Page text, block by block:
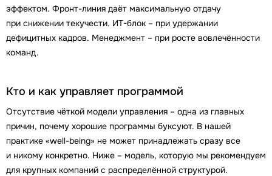
эффектом. Фронт-линия даёт максимальную отдачу
при снижении текучести. ИТ-блок – при удержании
дефицитных кадров. Менеджмент – при росте вовлечённости
команд.
Кто и как управляет программой
Отсутствие чёткой модели управления – одна из главных
причин, почему хорошие программы буксуют. В нашей
практике «well-being» не может принадлежать сразу все
и никому конкретно. Ниже – модель, которую мы рекомендуем
для крупных компаний с распределённой структурой.